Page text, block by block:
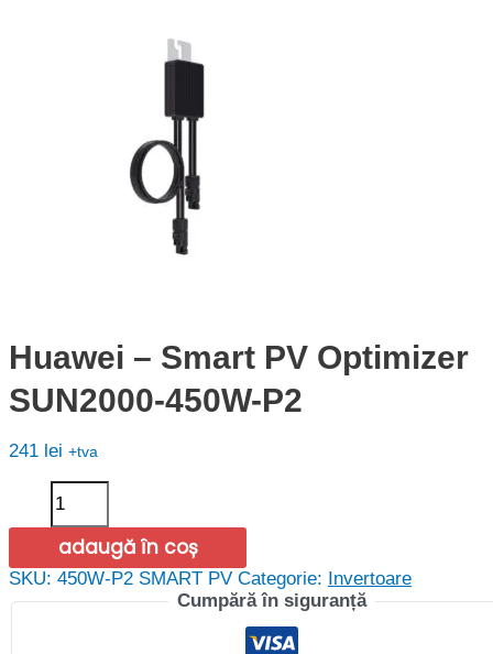
Huawei – Smart PV Optimizer
SUN2000-450W-P2
241 lei +tva
Huawei
-
PV
Optimizer
adaugă în coș
SKU: 450W-P2 SMART PV Categorie:
Invertoare
Cumpără în siguranță